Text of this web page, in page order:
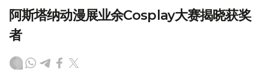
阿斯塔纳动漫展业余Cosplay大赛揭晓获奖
者